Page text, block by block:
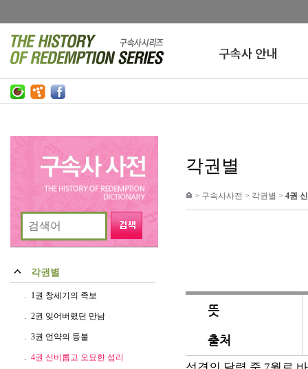
각권별
1권 창세기의 족보
2권 잊어버렸던 만남
3권 언약의 등불
4권 신비롭고 오묘한 섭리
각권별
> 구속사사전 > 각권별 > 4권
뜻
출처